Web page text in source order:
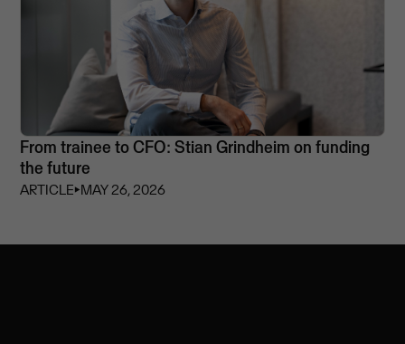
From trainee to CFO: Stian Grindheim on funding
the future
ARTICLE⏵MAY 26, 2026